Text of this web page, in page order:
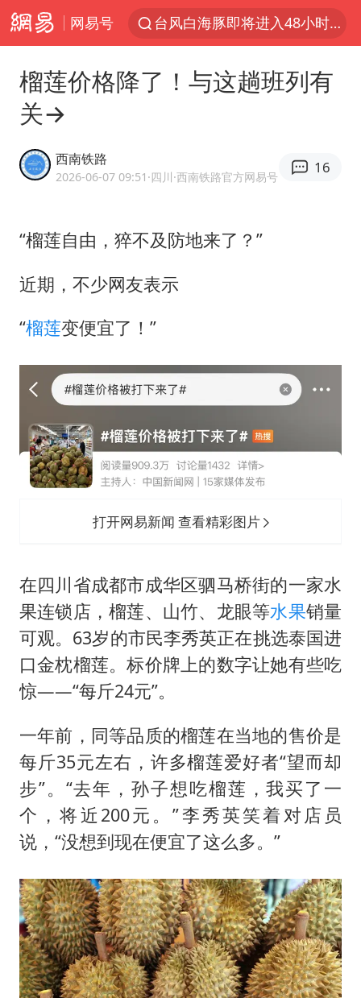
网易号
台风白海豚即将进入48小时警戒线
郑国霖回应去景区上班被保安拦下
中央气象台发布台风黄色预警
扎哈罗娃批广岛市长不提美国原子弹
金饰克价大幅跳涨
多地要求领导干部带头休假
中方回应日本广岛核爆81周年
中国经济展现强大韧性和活力
榴莲价格降了！与这趟班列有
关→
西南铁路
2026-06-07 09:51 ·四川·西南铁路官方网易号
16
“榴莲自由，猝不及防地来了？”
近期，不少网友表示
“榴莲变便宜了！”
打开网易新闻 查看精彩图片
在四川省成都市成华区驷马桥街的一家水
果连锁店，榴莲、山竹、龙眼等水果销量
可观。63岁的市民李秀英正在挑选泰国进
口金枕榴莲。标价牌上的数字让她有些吃
惊——“每斤24元”。
一年前，同等品质的榴莲在当地的售价是
每斤35元左右，许多榴莲爱好者“望而却
步”。“去年，孙子想吃榴莲，我买了一
个，将近200元。”李秀英笑着对店员
说，“没想到现在便宜了这么多。”